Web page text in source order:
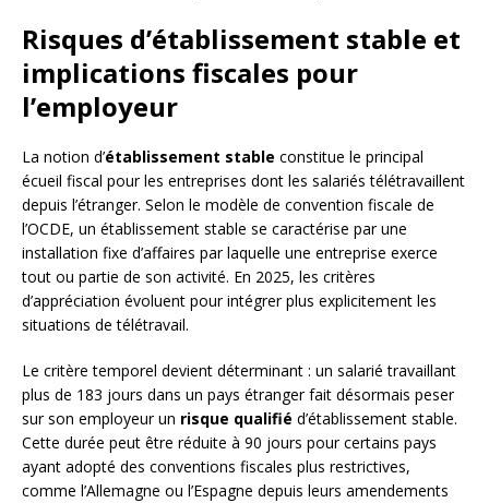
Risques d’établissement stable et
implications fiscales pour
l’employeur
La notion d’établissement stable constitue le principal
écueil fiscal pour les entreprises dont les salariés télétravaillent
depuis l’étranger. Selon le modèle de convention fiscale de
l’OCDE, un établissement stable se caractérise par une
installation fixe d’affaires par laquelle une entreprise exerce
tout ou partie de son activité. En 2025, les critères
d’appréciation évoluent pour intégrer plus explicitement les
situations de télétravail.
Le critère temporel devient déterminant : un salarié travaillant
plus de 183 jours dans un pays étranger fait désormais peser
sur son employeur un risque qualifié d’établissement stable.
Cette durée peut être réduite à 90 jours pour certains pays
ayant adopté des conventions fiscales plus restrictives,
comme l’Allemagne ou l’Espagne depuis leurs amendements